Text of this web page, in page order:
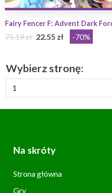
Fairy Fencer F: Advent Dark
75.19 zł 22.55 zł -70%
Wybierz stronę:
Na skróty
Strona główna
Gry